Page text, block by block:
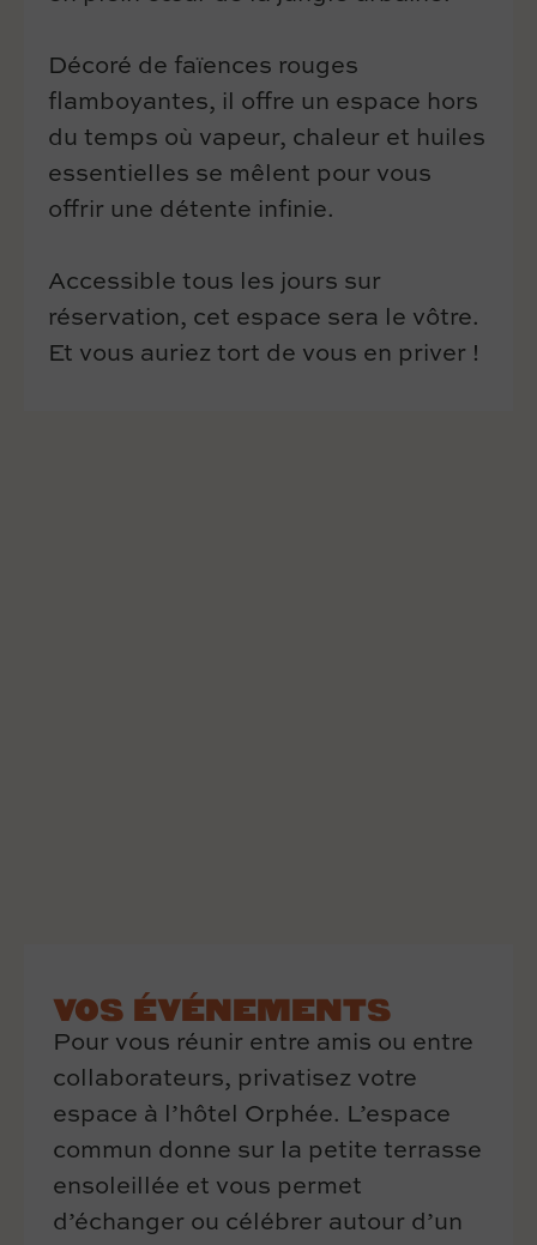
Décoré de faïences rouges
flamboyantes, il offre un espace hors
du temps où vapeur, chaleur et huiles
essentielles se mêlent pour vous
offrir une détente infinie.
Accessible tous les jours sur
réservation, cet espace sera le vôtre.
Et vous auriez tort de vous en priver !
VOS ÉVÉNEMENTS
Pour vous réunir entre amis ou entre
collaborateurs, privatisez votre
espace à l’hôtel Orphée. L’espace
commun donne sur la petite terrasse
ensoleillée et vous permet
d’échanger ou célébrer autour d’un